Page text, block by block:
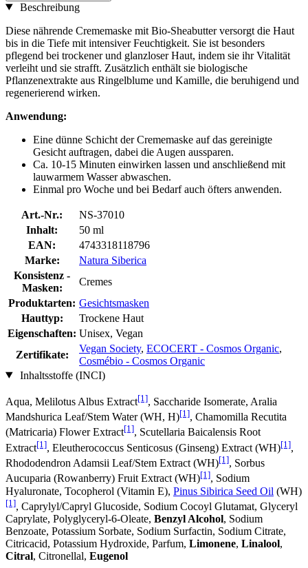
Beschreibung
Diese nährende Crememaske mit Bio-Sheabutter versorgt die Haut
bis in die Tiefe mit intensiver Feuchtigkeit. Sie ist besonders
pflegend bei trockener und glanzloser Haut, indem sie ihr Vitalität
verleiht und sie strafft. Zusätzlich enthält sie biologische
Pflanzenextrakte aus Ringelblume und Kamille, die beruhigend und
regenerierend wirken.
Anwendung:
Eine dünne Schicht der Crememaske auf das gereinigte
Gesicht auftragen, dabei die Augen aussparen.
Ca. 10-15 Minuten einwirken lassen und anschließend mit
lauwarmem Wasser abwaschen.
Einmal pro Woche und bei Bedarf auch öfters anwenden.
Art.-Nr.:
NS-37010
Inhalt:
50 ml
EAN:
4743318118796
Marke:
Natura Siberica
Konsistenz -
Masken:
Cremes
Produktarten: Gesichtsmasken
Hauttyp:
Trockene Haut
Eigenschaften: Unisex, Vegan
Zertifikate:
Vegan Society, ECOCERT - Cosmos Organic,
Cosmébio - Cosmos Organic
Inhaltsstoffe (INCI)
Aqua, Melilotus Albus Extract[1], Saccharide Isomerate, Aralia
Mandshurica Leaf/Stem Water (WH, H)[1], Chamomilla Recutita
(Matricaria) Flower Extract[1], Scutellaria Baicalensis Root
Extract[1], Eleutherococcus Senticosus (Ginseng) Extract (WH)[1],
Rhododendron Adamsii Leaf/Stem Extract (WH)[1], Sorbus
Aucuparia (Rowanberry) Fruit Extract (WH)[1], Sodium
Hyaluronate, Tocopherol (Vitamin E), Pinus Sibirica Seed Oil (WH)
[1], Caprylyl/Capryl Glucoside, Sodium Cocoyl Glutamat, Glyceryl
Caprylate, Polyglyceryl-6-Oleate, Benzyl Alcohol, Sodium
Benzoate, Potassium Sorbate, Sodium Surfactin, Sodium Citrate,
Citricacid, Potassium Hydroxide, Parfum, Limonene, Linalool,
Citral, Citronellal, Eugenol